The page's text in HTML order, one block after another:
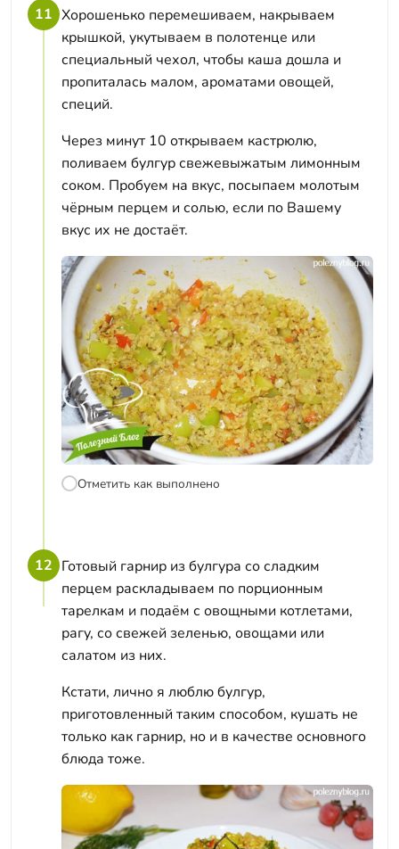
11 Хорошенько перемешиваем, накрываем
крышкой, укутываем в полотенце или
специальный чехол, чтобы каша дошла и
пропиталась малом, ароматами овощей,
специй.
Через минут 10 открываем кастрюлю,
поливаем булгур свежевыжатым лимонным
соком. Пробуем на вкус, посыпаем молотым
чёрным перцем и солью, если по Вашему
вкус их не достаёт.
Отметить как выполнено
12 Готовый гарнир из булгура со сладким
перцем раскладываем по порционным
тарелкам и подаём с овощными котлетами,
рагу, со свежей зеленью, овощами или
салатом из них.
Кстати, лично я люблю булгур,
приготовленный таким способом, кушать не
только как гарнир, но и в качестве основного
блюда тоже.